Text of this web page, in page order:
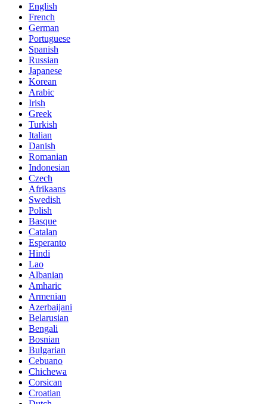
English
French
German
Portuguese
Spanish
Russian
Japanese
Korean
Arabic
Irish
Greek
Turkish
Italian
Danish
Romanian
Indonesian
Czech
Afrikaans
Swedish
Polish
Basque
Catalan
Esperanto
Hindi
Lao
Albanian
Amharic
Armenian
Azerbaijani
Belarusian
Bengali
Bosnian
Bulgarian
Cebuano
Chichewa
Corsican
Croatian